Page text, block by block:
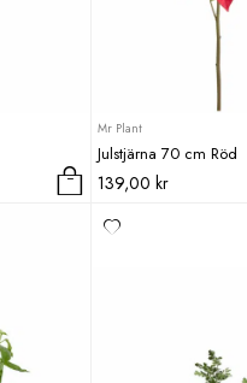
Mr Plant
Julstjärna 70 cm Röd
139,00 kr